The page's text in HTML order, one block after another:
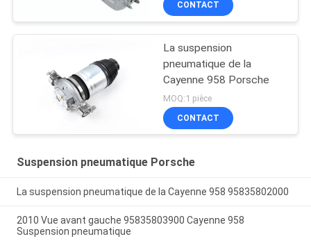
CONTACT
La suspension
pneumatique de la
Cayenne 958 Porsche
MOQ:1 pièce
CONTACT
Suspension pneumatique Porsche
La suspension pneumatique de la Cayenne 958 95835802000
2010 Vue avant gauche 95835803900 Cayenne 958
Suspension pneumatique